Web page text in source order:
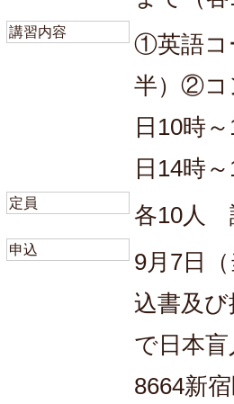
講習内容
①英語コ
半）②コ
日10時
日14時
定員 各10人
申込
9月7日
込書及
で日本
8664新